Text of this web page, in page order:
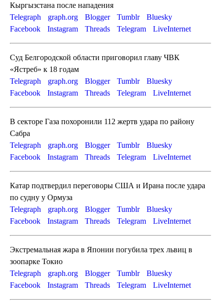
Кыргызстана после нападения
Telegraph
graph.org Blogger Tumblr
Bluesky
Facebook
Instagram Threads Telegram LiveInternet
Суд Белгородской области приговорил главу ЧВК
«Ястреб» к 18 годам
Telegraph
graph.org Blogger Tumblr
Bluesky
Facebook
Instagram Threads Telegram LiveInternet
В секторе Газа похоронили 112 жертв удара по району
Сабра
Telegraph
graph.org Blogger Tumblr
Bluesky
Facebook
Instagram Threads Telegram LiveInternet
Катар подтвердил переговоры США и Ирана после удара
по судну у Ормуза
Telegraph
graph.org Blogger Tumblr
Bluesky
Facebook
Instagram Threads Telegram LiveInternet
Экстремальная жара в Японии погубила трех львиц в
зоопарке Токио
Telegraph
graph.org Blogger Tumblr
Bluesky
Facebook
Instagram Threads Telegram LiveInternet